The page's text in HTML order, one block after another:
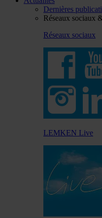
Dernières
Réseaux sociaux
Réseaux sociaux
LEMKEN Live